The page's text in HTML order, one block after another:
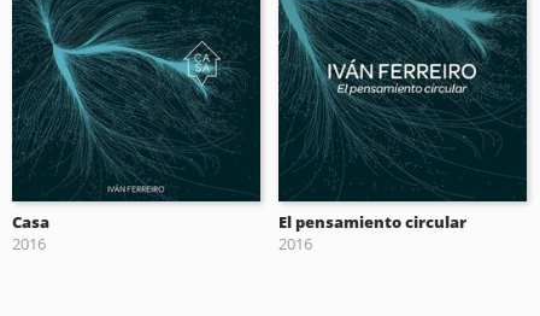
Casa
2016
El pensamiento circular
2016